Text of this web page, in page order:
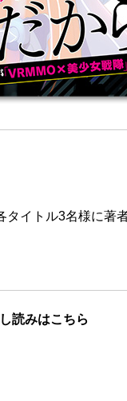
イトル3名様に著
読みはこちら